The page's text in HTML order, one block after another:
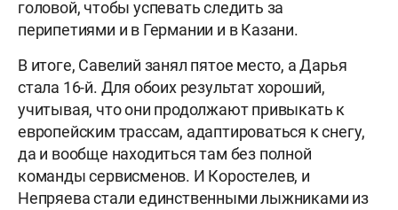
головой, чтобы успевать следить за
перипетиями и в Германии и в Казани.
В итоге, Савелий занял пятое место, а Дарья
стала 16-й. Для обоих результат хороший,
учитывая, что они продолжают привыкать к
европейским трассам, адаптироваться к снегу,
да и вообще находиться там без полной
команды сервисменов. И Коростелев, и
Непряева стали единственными лыжниками из